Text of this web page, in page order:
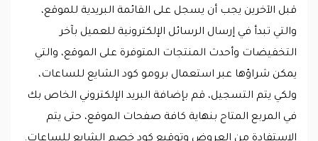
قبل الآخرين يجب أن يسجل على القائمة البريدية للموقع،
والتي تبدأ في إرسال الرسائل الإلكترونية للعميل بآخر
التخفيضات وأحدث المنتجات المتوفرة على الموقع، والتي
يمكن شراؤها عبر استعمال برومو كود الشايع للساعات،
ولكي يتم التسجيل، قم بإضافة البريد الإلكتروني الخاص بك
في المربع المتاح بنهاية كافة صفحات الموقع، حتى يتم